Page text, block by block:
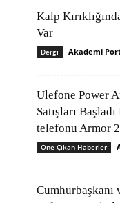
Kalp
Var
Dergi Akademi
Ulefone Power
Satışları
telefonu Armor
Öne Çıkan Haberler
Cumhurbaşkanı